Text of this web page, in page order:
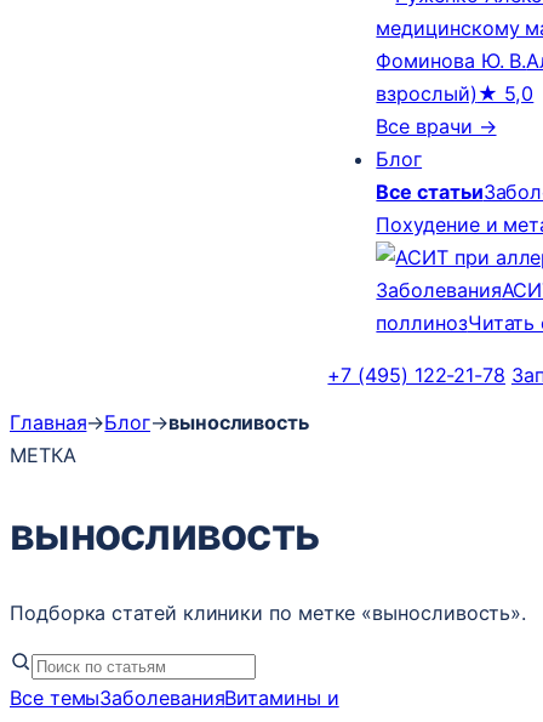
медицинскому
Фоминова Ю. В.
взрослый) ★ 5,0
Все врачи →
Блог
Все статьи
Похудение и
Заболевания
поллиноз
+7 (495) 122-21-78
Главная→Блог→выносливость
МЕТКА
выносливость
Подборка статей клиники по метке «выносливость».
Все темыЗаболеванияВитамины и